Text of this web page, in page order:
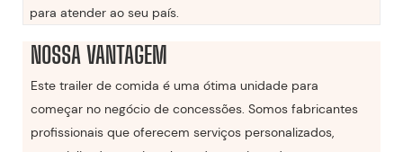
para atender ao seu país.
NOSSA VANTAGEM
Este trailer de comida é uma ótima unidade para
começar no negócio de concessões. Somos fabricantes
profissionais que oferecem serviços personalizados,